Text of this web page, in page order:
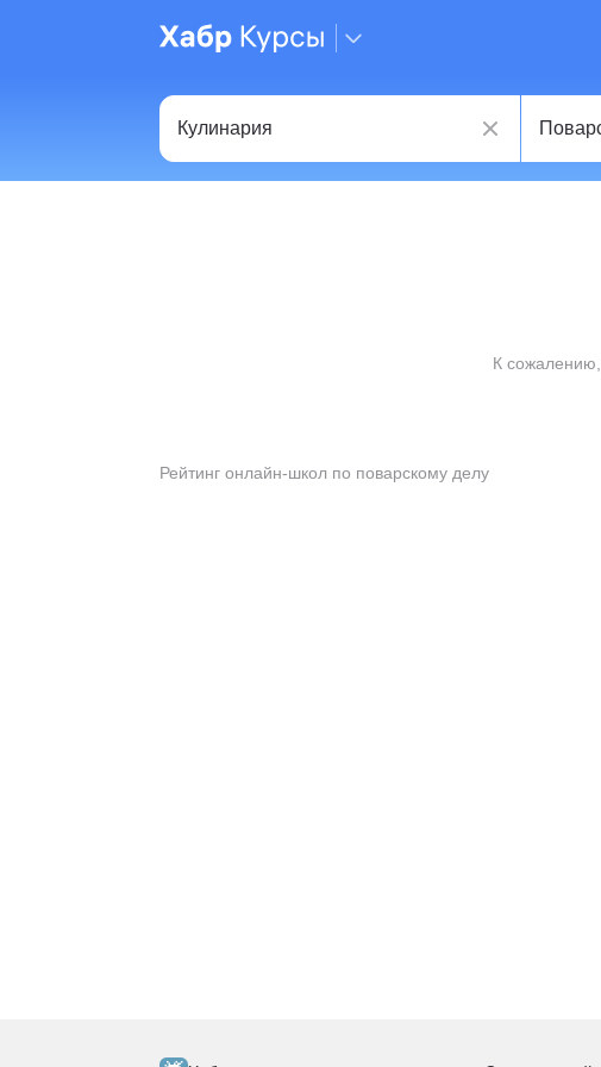
Рейтинг онлайн-школ по поварскому делу
К